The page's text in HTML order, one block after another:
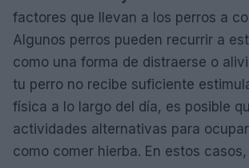
factores que llevan a los perros a
Algunos perros pueden recurrir a
como una forma de distraerse o
tu perro no recibe suficiente
física a lo largo del día, es posible
actividades alternativas para
como comer hierba. En estos